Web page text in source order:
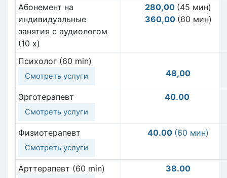
Абонемент на
индивидуальные
занятия с аудиологом
(10 x)
280,00 (45 мин)
360,00 (60 мин)
Психолог (60 min)
Смотреть услуги 48,00
Эрготерапевт
Смотреть услуги
40.00
Физиотерапевт
Смотреть услуги
40.00 (60 мин)
Арттерапевт (60 min) 38.00